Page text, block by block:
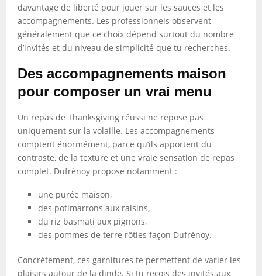
davantage de liberté pour jouer sur les sauces et les
accompagnements. Les professionnels observent
généralement que ce choix dépend surtout du nombre
d’invités et du niveau de simplicité que tu recherches.
Des accompagnements maison
pour composer un vrai menu
Un repas de Thanksgiving réussi ne repose pas
uniquement sur la volaille. Les accompagnements
comptent énormément, parce qu’ils apportent du
contraste, de la texture et une vraie sensation de repas
complet. Dufrénoy propose notamment :
une purée maison,
des potimarrons aux raisins,
du riz basmati aux pignons,
des pommes de terre rôties façon Dufrénoy.
Concrètement, ces garnitures te permettent de varier les
plaisirs autour de la dinde. Si tu reçois des invités aux